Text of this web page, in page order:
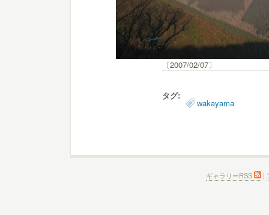
〔2007/02/07〕
タグ:
wakayama
ギャラリーRSS |